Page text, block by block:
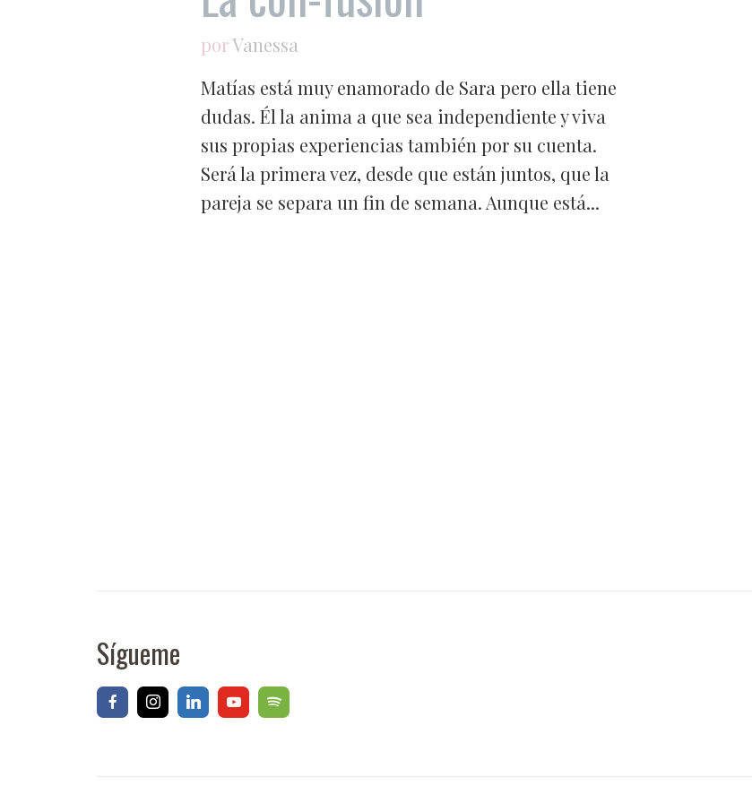
porVanessa
Matías está muy enamorado de Sara pero ella tiene
dudas. Él la anima a que sea independiente y viva
sus propias experiencias también por su cuenta.
Será la primera vez, desde que están juntos, que la
pareja se separa un fin de semana. Aunque está...
Sígueme